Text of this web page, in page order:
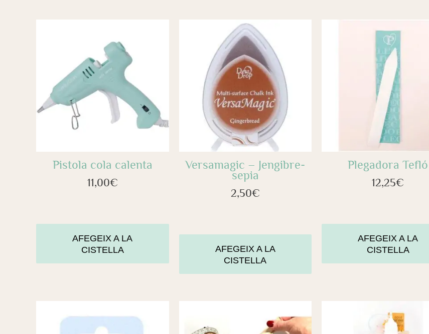
Pistola cola calenta
11,00€
AFEGEIX A LA
CISTELLA
Versamagic – Jengibre-
sepia
2,50€
AFEGEIX A LA
CISTELLA
Plegadora Tefló
12,25€
AFEGEIX A LA
CISTELLA